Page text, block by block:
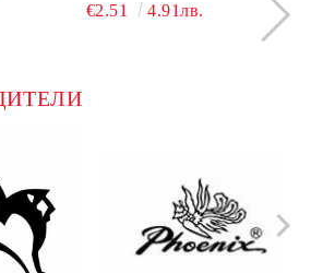
€2.51 4.91лв.